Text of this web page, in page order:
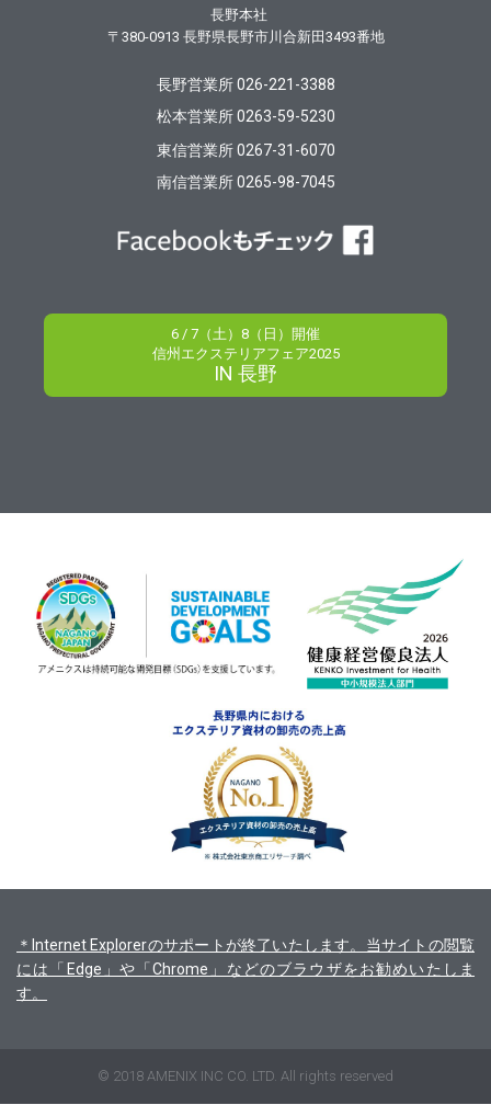
長野本社
〒380-0913 長野県長野市川合新田3493番地
長野営業所 026-221-3388
松本営業所 0263-59-5230
東信営業所 0267-31-6070
南信営業所 0265-98-7045
6 / 7（土）8（日）開催
信州エクステリアフェア2025
IN 長野
＊Internet Explorerのサポートが終了いたします。当サイトの閲覧
には「Edge」や「Chrome」などのブラウザをお勧めいたしま
す。
© 2018 AMENIX INC CO. LTD. All rights reserved